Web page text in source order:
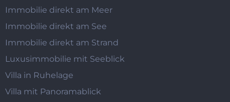
Immobilie direkt am Meer
Immobilie direkt am See
Immobilie direkt am Strand
Luxusimmobilie mit Seeblick
Villa in Ruhelage
Villa mit Panoramablick